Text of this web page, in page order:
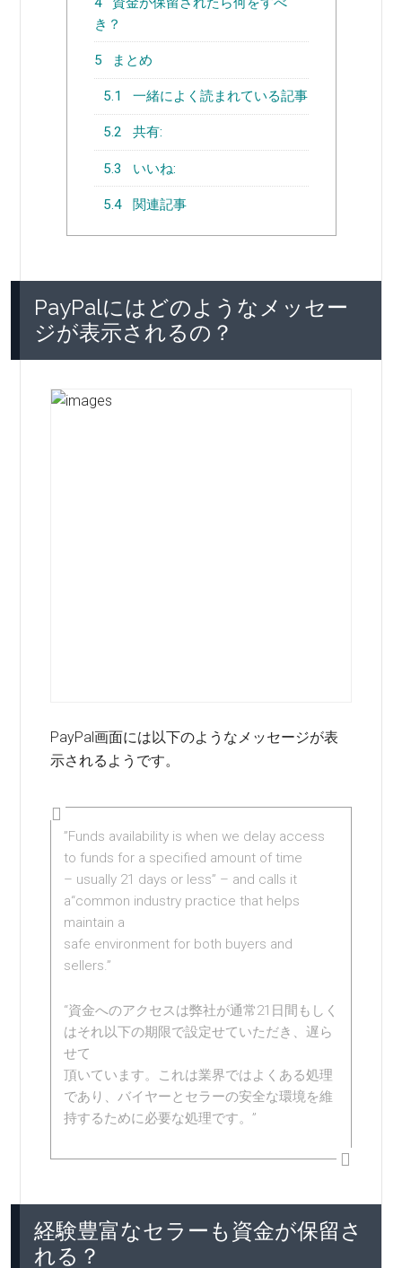
き？
5 まとめ
5.1 一緒によく読まれている記事
5.2 共有:
5.3 いいね:
5.4 関連記事
PayPalにはどのようなメッセー
ジが表示されるの？
PayPal画面には以下のようなメッセージが表
示されるようです。
”Funds availability is when we delay access
to funds for a specified amount of time
– usually 21 days or less” – and calls it
a“common industry practice that helps
maintain a
safe environment for both buyers and
sellers.”
“資金へのアクセスは弊社が通常21日間もしく
はそれ以下の期限で設定せていただき、遅ら
せて
頂いています。これは業界ではよくある処理
であり、バイヤーとセラーの安全な環境を維
持するために必要な処理です。”
経験豊富なセラーも資金が保留さ
れる？